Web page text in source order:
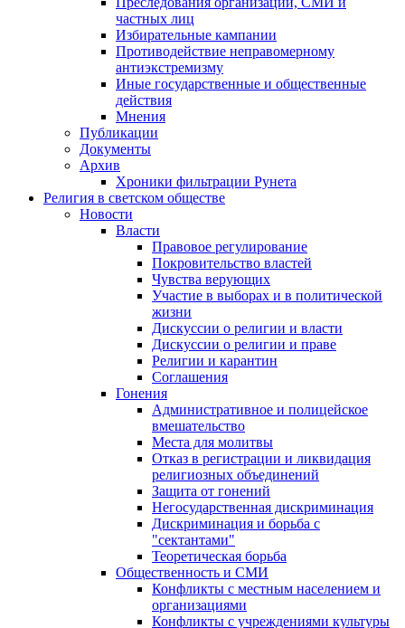
частных лиц
Избирательные кампании
Противодействие неправомерному
антиэкстремизму
Иные государственные и общественные
действия
Мнения
Публикации
Документы
Архив
Хроники фильтрации Рунета
Религия в светском обществе
Новости
Власти
Правовое регулирование
Покровительство властей
Чувства верующих
Участие в выборах и в политической
жизни
Дискуссии о религии и власти
Дискуссии о религии и праве
Религии и карантин
Соглашения
Гонения
Административное и полицейское
вмешательство
Места для молитвы
Отказ в регистрации и ликвидация
религиозных объединений
Защита от гонений
Негосударственная дискриминация
Дискриминация и борьба с
"сектантами"
Теоретическая борьба
Общественность и СМИ
Конфликты с местным населением и
организациями
Конфликты с учреждениями культуры